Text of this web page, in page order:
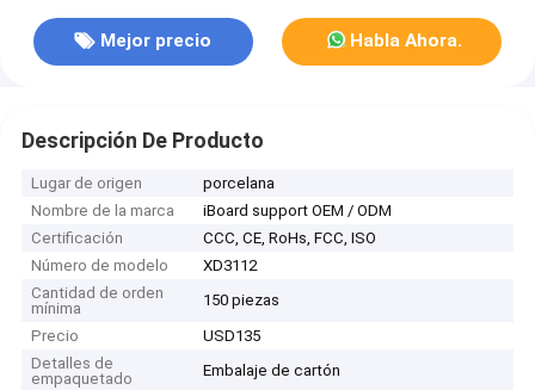
Mejor precio Habla Ahora.
Descripción De Producto
Lugar de origen
porcelana
Nombre de la marca
iBoard support OEM / ODM
Certificación
CCC, CE, RoHs, FCC, ISO
Número de modelo
XD3112
Cantidad de orden
mínima
150 piezas
Precio
USD135
Detalles de
empaquetado
Embalaje de cartón